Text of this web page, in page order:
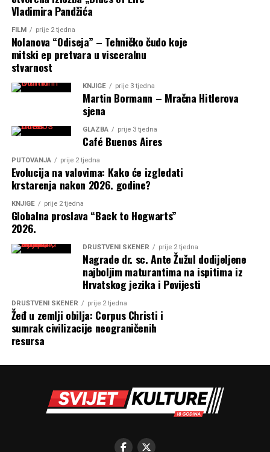
Vladimira Pandžića
FILM prije 2 tjedna
Nolanova “Odiseja” – Tehničko čudo koje
mitski ep pretvara u visceralnu
stvarnost
KNJIGE prije 3 tjedna
Martin Bormann – Mračna Hitlerova
sjena
GLAZBA prije 3 tjedna
Café Buenos Aires
PUTOVANJA prije 2 tjedna
Evolucija na valovima: Kako će izgledati
krstarenja nakon 2026. godine?
KNJIGE prije 2 tjedna
Globalna proslava “Back to Hogwarts”
2026.
DRUŠTVENI SKENER prije 2 tjedna
Nagrade dr. sc. Ante Žužul dodijeljene
najboljim maturantima na ispitima iz
Hrvatskog jezika i Povijesti
DRUŠTVENI SKENER prije 2 tjedna
Žeđ u zemlji obilja: Corpus Christi i
sumrak civilizacije neograničenih
resursa